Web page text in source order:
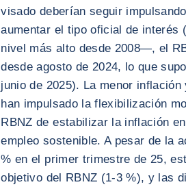
visado deberían seguir
aumentar el tipo oficial de
nivel más alto desde 2008—, el
desde agosto de 2024, lo que
junio de 2025). La menor
han impulsado la flexibilización
RBNZ de estabilizar la inflación
empleo sostenible. A pesar de la
% en el primer trimestre de 25,
objetivo del RBNZ (1-3 %), y las